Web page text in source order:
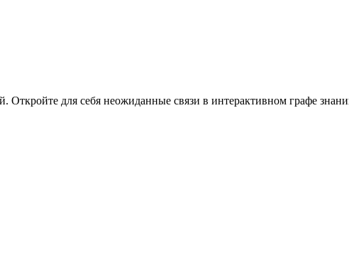
Откройте для себя неожиданные связи в интерактивном графе